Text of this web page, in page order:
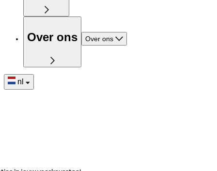
Over ons Over ons
nl